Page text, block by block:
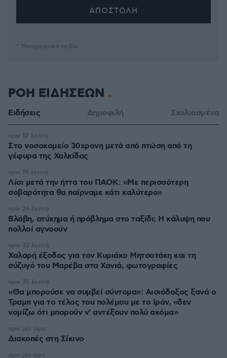
* Υποχρεωτικά πεδία
ΡΟΗ ΕΙΔΗΣΕΩΝ
Ειδήσεις Δημοφιλή Σχολιασμένα
Στο νοσοκομείο 30χρονη μετά από πτώση από τη
γέφυρα της Χαλκίδας
πριν 12 λεπτά
Λίσι μετά την ήττα του ΠΑΟΚ: «Με περισσότερη
σοβαρότητα θα παίρναμε κάτι καλύτερο»
πριν 19 λεπτά
Βλάβη, ατύχημα ή πρόβλημα στο ταξίδι; Η κάλυψη που
πολλοί αγνοούν
πριν 26 λεπτά
Χαλαρή έξοδος για τον Κυριάκο Μητσοτάκη και τη
σύζυγό του Μαρέβα στα Χανιά, φωτογραφίες
πριν 32 λεπτά
«Θα μπορούσε να συμβεί σύντομα»: Αισιόδοξος ξανά ο
Τραμπ για το τέλος του πολέμου με το Ιράν, «δεν
νομίζω ότι μπορούν ν' αντέξουν πολύ ακόμα»
πριν 35 λεπτά
Διακοπές στη Σίκινο
πριν μία ώρα
πριν μία ώρα